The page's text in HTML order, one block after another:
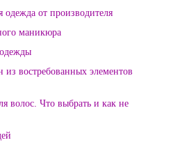
одежда от производителя
маникюра
востребованных элементов
волос. Что выбрать и как не